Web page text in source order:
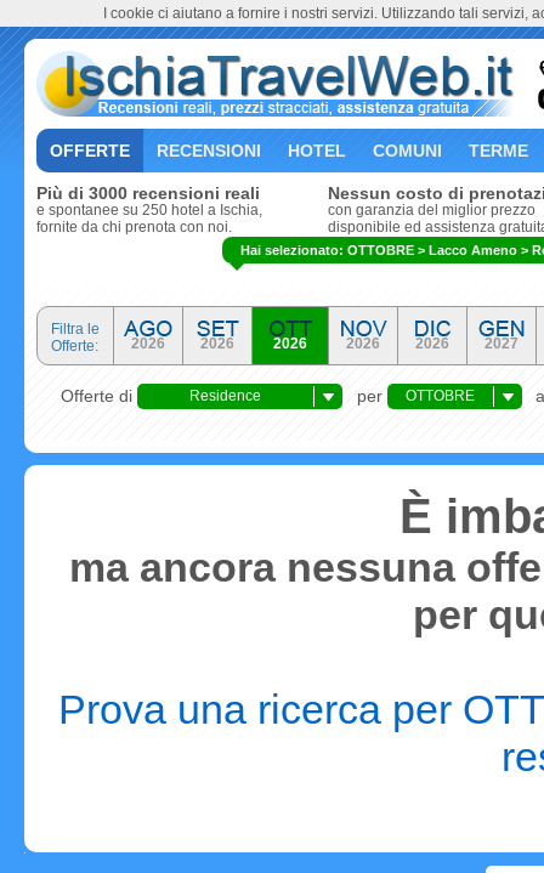
OFFERTE RECENSIONI HOTEL COMUNI TERME
Più di 3000 recensioni reali
e spontanee su 250 hotel a Ischia,
fornite da chi prenota con noi.
Nessun costo di
con garanzia del miglior prezzo
disponibile ed assistenza
Filtra le
Offerte:
2026 2026 2026 2026 2026 2027
Offerte di Residence per OTTOBRE
È
ma ancora nessuna
per
Prova una ricerca per
Hai selezionato: OTTOBRE > Lacco Ameno >
I cookie ci aiutano a fornire i nostri servizi. Utilizzando tali servizi,